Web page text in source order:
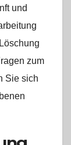
und
zum
Sie sich